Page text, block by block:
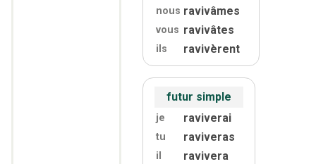
nous ravivâmes
vous ravivâtes
ils ravivèrent
futur simple
je raviverai
tu raviveras
il ravivera